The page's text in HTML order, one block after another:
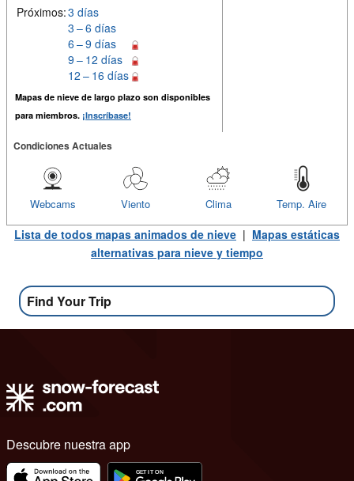
Próximos:3 días
3 – 6 días
6 – 9 días
9 – 12 días
12 – 16 días
Mapas de nieve de largo plazo son disponibles
para miembros. ¡Inscríbase!
Condiciones Actuales
Temp. Aire
Clima
Viento
Webcams
Lista de todos mapas animados de nieve | Mapas estáticas
alternativas para nieve y tiempo
Find Your Trip
Descubre nuestra app